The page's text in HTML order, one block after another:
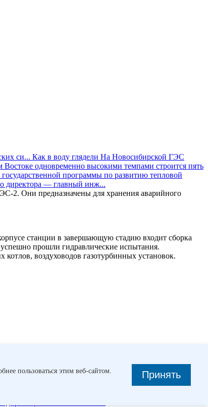
си... Как в воду глядели На Новосибирской ГЭС
Востоке одновременно высокими темпами строится пять
программы по развитию тепловой
директора — главный инж...
2. Они предназначены для хранения аварийного
станции в завершающую стадию входит сборка
успешно прошли гидравлические испытания.
воздуховодов газотурбинных установок.
си...Как в воду глядели На Новосибирской ГЭС
Востоке одновременно высокими темпами строится пять
пользоваться этим веб-сайтом.
Принять